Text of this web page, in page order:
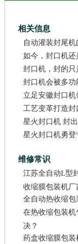
相关信息
自动灌装封尾
如今，封口机还
封口机，封的只
封口机会被多功
立足安徽封口
工艺变革打造封
星火封口机 封
星火封口机勇登
维修常识
江苏全自动L型
收缩膜包装机厂
全自动热收缩
在热收缩包装
决？
药盒收缩膜包